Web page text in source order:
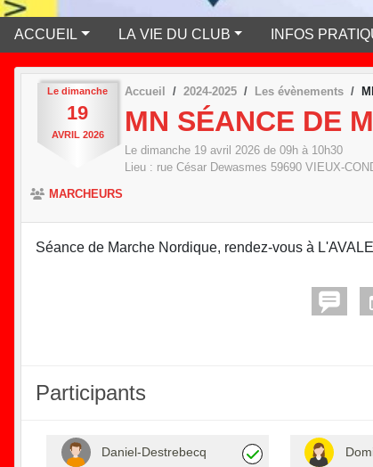
ACCUEIL LA VIE DU CLUB INFOS
Le dimanche
19
AVRIL 2026
Accueil 2024-2025 Les évènements
MN SÉANCE DE
Le dimanche 19 avril 2026 de 09h à 10h30
Lieu : rue César Dewasmes 59690 VIEUX-
MARCHEURS
Séance de Marche Nordique, rendez-vous à
Participants
Daniel-Destrebecq